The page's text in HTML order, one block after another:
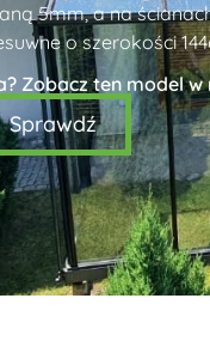
5mm, a na
o szerokości
Zobacz ten model w
Sprawdź